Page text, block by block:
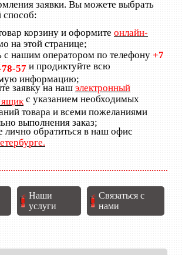
заявки. Вы можете выбрать
корзину и оформите онлайн-
на этой странице;
с нашим оператором по телефону +7
57 и продиктуйте всю
информацию;
заявку на наш электронный
ящик с указанием необходимых
товара и всеми пожеланиями
выполнения заказ;
лично обратиться в наш офис
Наши
услуги
Связаться с
нами